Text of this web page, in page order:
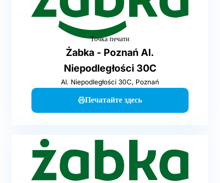
Точка печати
Żabka - Poznań Al.
Niepodległości 30C
Al. Niepodległości 30C, Poznań
Печатайте здесь